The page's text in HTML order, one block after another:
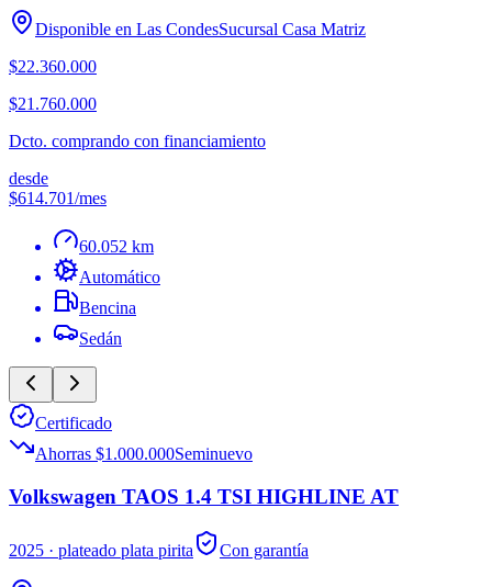
Disponible en Las CondesSucursal Casa Matriz
$22.360.000
$21.760.000
Dcto. comprando con financiamiento
desde
$614.701/mes
60.052 km
Automático
Bencina
Sedán
Certificado
Ahorras $1.000.000Seminuevo
Volkswagen TAOS 1.4 TSI HIGHLINE AT
2025 · plateado plata pirita Con garantía